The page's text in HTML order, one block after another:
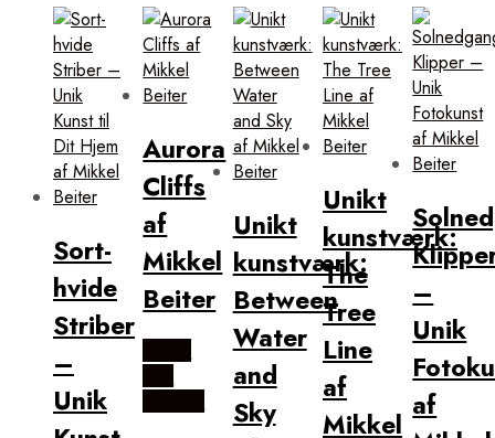
Sort-
hvide
Striber
–
Unik
Aurora
Cliffs
af
Mikkel
Beiter
Unikt
kunstværk:
Between
Water
and
Sky
Unikt
kunstværk:
The
Tree
Line
af
Mikkel
–
Unik
af